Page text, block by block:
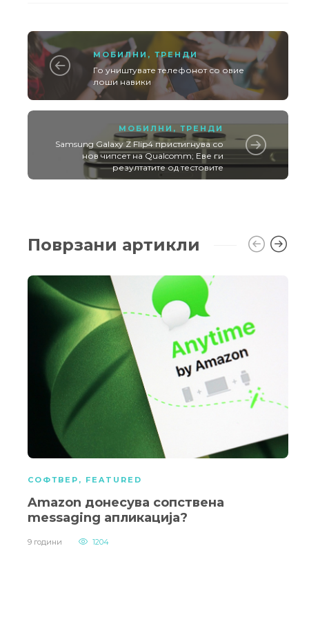
МОБИЛНИ , ТРЕНДИ
Го уништувате телефонот со овие
лоши навики
МОБИЛНИ , ТРЕНДИ
Samsung Galaxy Z Flip4 пристигнува со
нов чипсет на Qualcomm; Еве ги
резултатите од тестовите
Поврзани артикли
СОФТВЕР , FEATURED
Amazon донесува сопствена
messaging апликација?
9 години 1204